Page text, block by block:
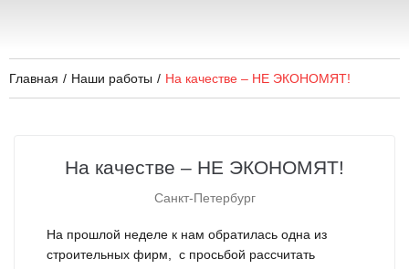
Главная / Наши работы / На качестве – НЕ ЭКОНОМЯТ!
На качестве – НЕ ЭКОНОМЯТ!
Санкт-Петербург
На прошлой неделе к нам обратилась одна из
строительных фирм, с просьбой рассчитать